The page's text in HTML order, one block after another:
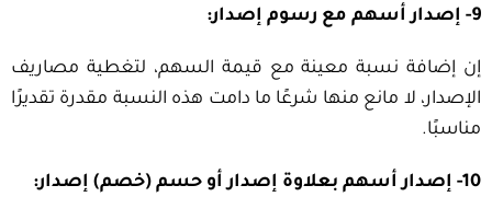
9- إصدار أسهم مع رسوم إصدار:
إن إضافة نسبة معينة مع قيمة السهم، لتغطية مصاريف
الإصدار، لا مانع منها شرعًا ما دامت هذه النسبة مقدرة تقديرًا
مناسبًا.
10- إصدار أسهم بعلاوة إصدار أو حسم (خصم) إصدار: